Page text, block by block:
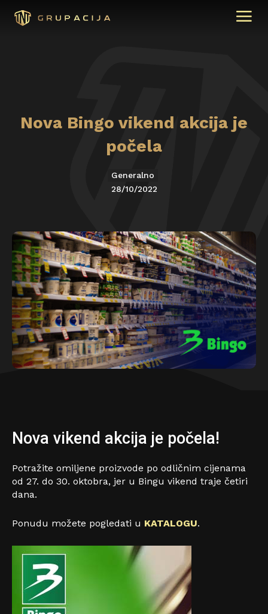
Nova Bingo vikend akcija je
počela
Generalno
28/10/2022
Nova vikend akcija je počela!
Potražite omiljene proizvode po odličnim cijenama
od 27. do 30. oktobra, jer u Bingu vikend traje četiri
dana.
Ponudu možete pogledati u KATALOGU.